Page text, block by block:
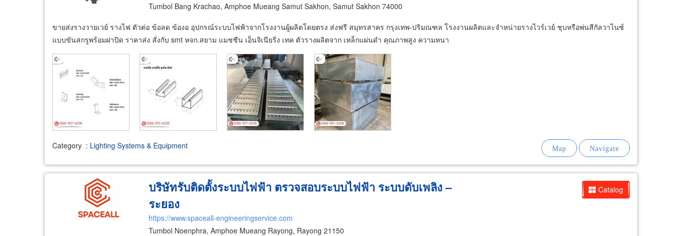
Tumbol Bang Krachao, Amphoe Mueang Samut Sakhon, Samut Sakhon 74000
ขายส่งรางวายเวย์ รางไฟ ตัวต่อ ข้อลด ข้องอ อุปกรณ์ระบบไฟฟ้าจากโรงงานผู้ผลิตโดยตรง ส่งฟรี สมุทรสาคร กรุงเทพ-ปริมณฑล โรงงานผลิตและจำหน่ายรางไวร์เวย์ ชุบหรือพ่นสีกัลวาไนซ์
แบบขันสกรูพร้อมฝาปิด ราคาส่ง สั่งกับ smt หจก.สยาม แมชชีน เอ็นจิเนียริ่ง เทค ตัวรางผลิตจาก เหล็กแผ่นดำ คุณภาพสูง ความหนา
Category : Lighting Systems & Equipment
Catalog
บริษัทรับติดตั้งระบบไฟฟ้า ตรวจสอบระบบไฟฟ้า ระบบดับเพลิง –
ระยอง
https://www.spaceall-engineeringservice.com
Tumbol Noenphra, Amphoe Mueang Rayong, Rayong 21150